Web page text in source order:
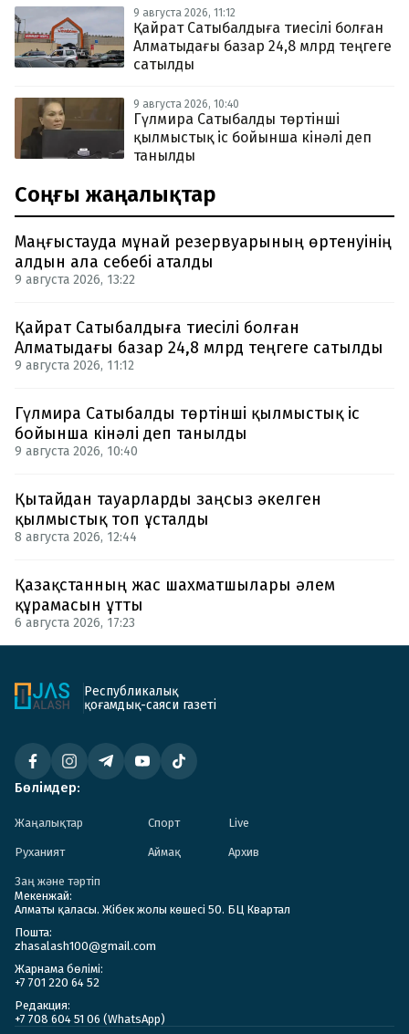
9 августа 2026, 11:12
Қайрат Сатыбалдыға тиесілі болған
Алматыдағы базар 24,8 млрд теңгеге
сатылды
9 августа 2026, 10:40
Гүлмира Сатыбалды төртінші
қылмыстық іс бойынша кінәлі деп
танылды
Соңғы жаңалықтар
Маңғыстауда мұнай резервуарының өртенуінің
алдын ала себебі аталды
9 августа 2026, 13:22
Қайрат Сатыбалдыға тиесілі болған
Алматыдағы базар 24,8 млрд теңгеге сатылды
9 августа 2026, 11:12
Гүлмира Сатыбалды төртінші қылмыстық іс
бойынша кінәлі деп танылды
9 августа 2026, 10:40
Қытайдан тауарларды заңсыз әкелген
қылмыстық топ ұсталды
8 августа 2026, 12:44
Қазақстанның жас шахматшылары әлем
құрамасын ұтты
6 августа 2026, 17:23
Республикалық
қоғамдық-саяси газеті
Бөлімдер:
Жаңалықтар Спорт Live
Руханият Аймақ Архив
Заң және тәртіп
Мекенжай:
Алматы қаласы. Жібек жолы көшесі 50. БЦ Квартал
Пошта:
zhasalash100@gmail.com
Жарнама бөлімі:
+7 701 220 64 52
Редакция:
+7 708 604 51 06 (WhatsApp)